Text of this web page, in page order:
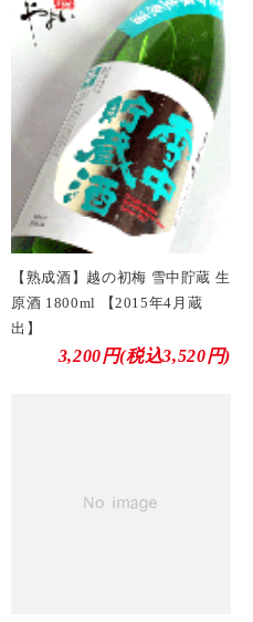
【熟成酒】越の初梅 雪中貯蔵 生
原酒 1800ml 【2015年4月蔵
出】
3,200円(税込3,520円)